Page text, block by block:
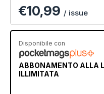
€10,99 / issue
Disponibile con
ABBONAMENTO ALLA
ILLIMITATA